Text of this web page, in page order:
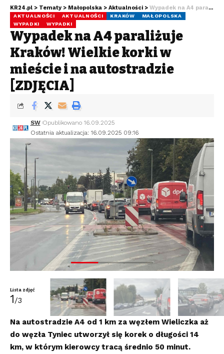
KR24.pl > Tematy > Małopolska > Aktualności > Wypadek na A4 paraliżuje Kraków! Wielkie korki w mieście i na autostradzie [ZDJĘCIA]
AKTUALNOŚCI AKTUALNOŚCI KRAKÓW
MAŁOPOLSKA
WYPADKI
WYPADKI
Wypadek na A4 paraliżuje
Kraków! Wielkie korki w
mieście i na autostradzie
[ZDJĘCIA]
Ostatnia aktualizacja: 16.09.2025 09:16
SW Opublikowano 16.09.2025
Lista zdjęć
1/3
Na autostradzie A4 od 1 km za węzłem Wieliczka aż
do węzła Tyniec utworzył się korek o długości 14
km, w którym kierowcy tracą średnio 50 minut.